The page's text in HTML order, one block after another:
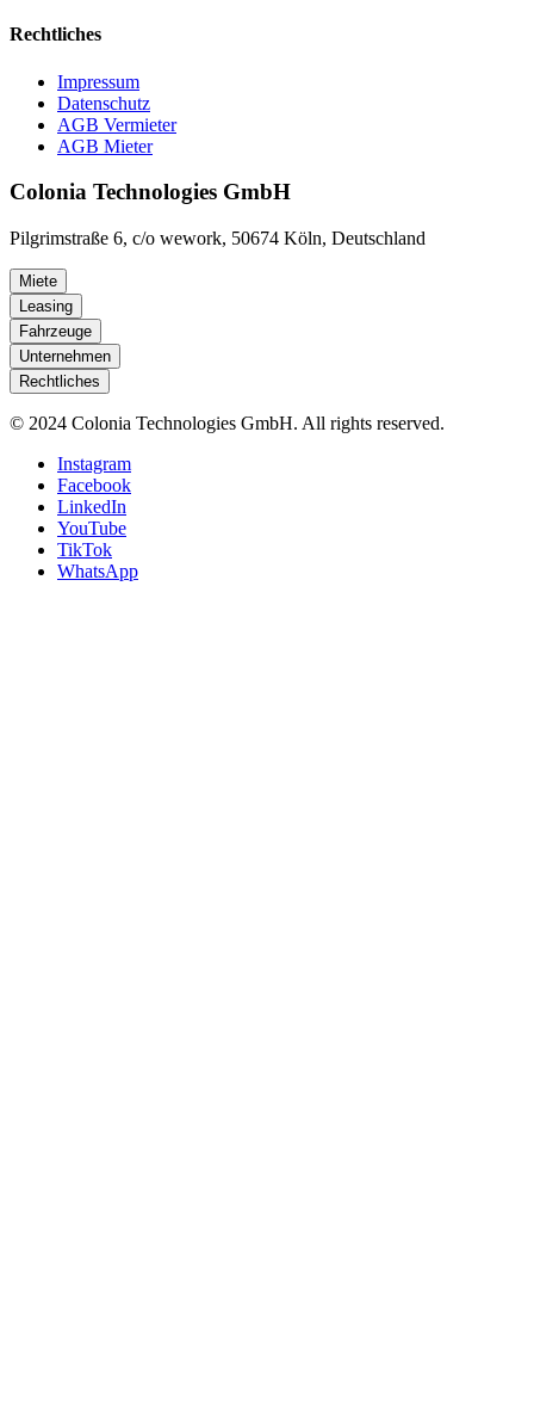
Rechtliches
Impressum
Datenschutz
AGB Vermieter
AGB Mieter
Colonia Technologies GmbH
Pilgrimstraße 6, c/o wework, 50674 Köln, Deutschland
Miete
Leasing
Fahrzeuge
Unternehmen
Rechtliches
© 2024 Colonia Technologies GmbH. All rights reserved.
Instagram
Facebook
LinkedIn
YouTube
TikTok
WhatsApp